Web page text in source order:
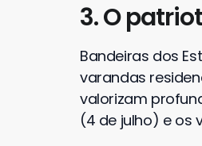
3. O
Bandeiras dos
varandas
valorizam
(4 de julho) e os